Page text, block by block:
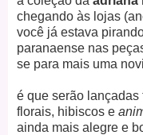
chegando às lojas
você já estava
paranaense nas
se para mais uma
é que serão lançadas
florais, hibiscos e
ainda mais alegre e